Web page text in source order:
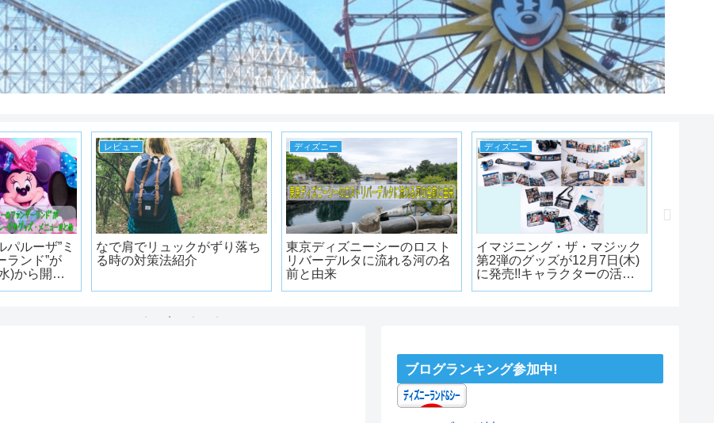
ルーザ”ミ
ランド”が
)から開催!
レビュー
なで肩でリュックがずり落ち
る時の対策法紹介
ディズニー
東京ディズニーシーのロスト
リバーデルタに流れる河の名
前と由来
ディズニー
イマジニング・ザ・マジック
第2弾のグッズが12月7日(木)
に発売!!キャラクターの活き
ブログランキング参加中!